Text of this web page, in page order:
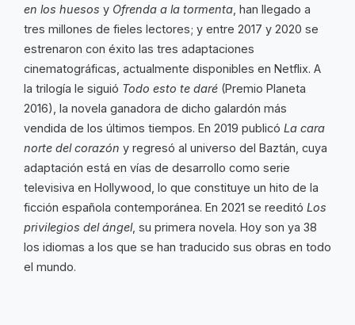
en los huesos y Ofrenda a la tormenta , han llegado a
tres millones de fieles lectores; y entre 2017 y 2020 se
estrenaron con éxito las tres adaptaciones
cinematográficas, actualmente disponibles en Netflix. A
la trilogía le siguió Todo esto te daré (Premio Planeta
2016), la novela ganadora de dicho galardón más
vendida de los últimos tiempos. En 2019 publicó La cara
norte del corazón y regresó al universo del Baztán, cuya
adaptación está en vías de desarrollo como serie
televisiva en Hollywood, lo que constituye un hito de la
ficción española contemporánea. En 2021 se reeditó Los
privilegios del ángel, su primera novela. Hoy son ya 38
los idiomas a los que se han traducido sus obras en todo
el mundo.